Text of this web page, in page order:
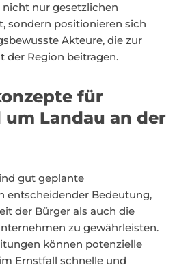
nur gesetzlichen
sondern positionieren sich
Akteure, die zur
der Region beitragen.
für
Landau an der
gut geplante
entscheidender Bedeutung,
der Bürger als auch die
zu gewährleisten.
können potenzielle
Ernstfall schnelle und